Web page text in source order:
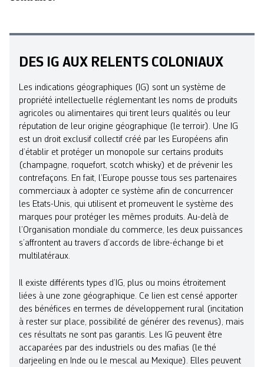
DES IG AUX RELENTS COLONIAUX
Les indications géographiques (IG) sont un système de
propriété intellectuelle réglementant les noms de produits
agricoles ou alimentaires qui tirent leurs qualités ou leur
réputation de leur origine géographique (le terroir). Une IG
est un droit exclusif collectif créé par les Européens afin
d’établir et protéger un monopole sur certains produits
(champagne, roquefort, scotch whisky) et de prévenir les
contrefaçons. En fait, l’Europe pousse tous ses partenaires
commerciaux à adopter ce système afin de concurrencer
les Etats-Unis, qui utilisent et promeuvent le système des
marques pour protéger les mêmes produits. Au-delà de
l’Organisation mondiale du commerce, les deux puissances
s’affrontent au travers d’accords de libre-échange bi et
multilatéraux.
Il existe différents types d’IG, plus ou moins étroitement
liées à une zone géographique. Ce lien est censé apporter
des bénéfices en termes de développement rural (incitation
à rester sur place, possibilité de générer des revenus), mais
ces résultats ne sont pas garantis. Les IG peuvent être
accaparées par des industriels ou des mafias (le thé
darjeeling en Inde ou le mescal au Mexique). Elles peuvent